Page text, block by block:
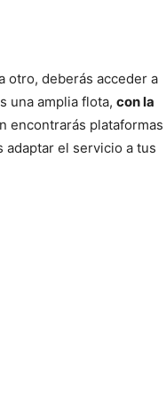
otro, deberás acceder a
una amplia flota, con la
encontrarás plataformas
adaptar el servicio a tus